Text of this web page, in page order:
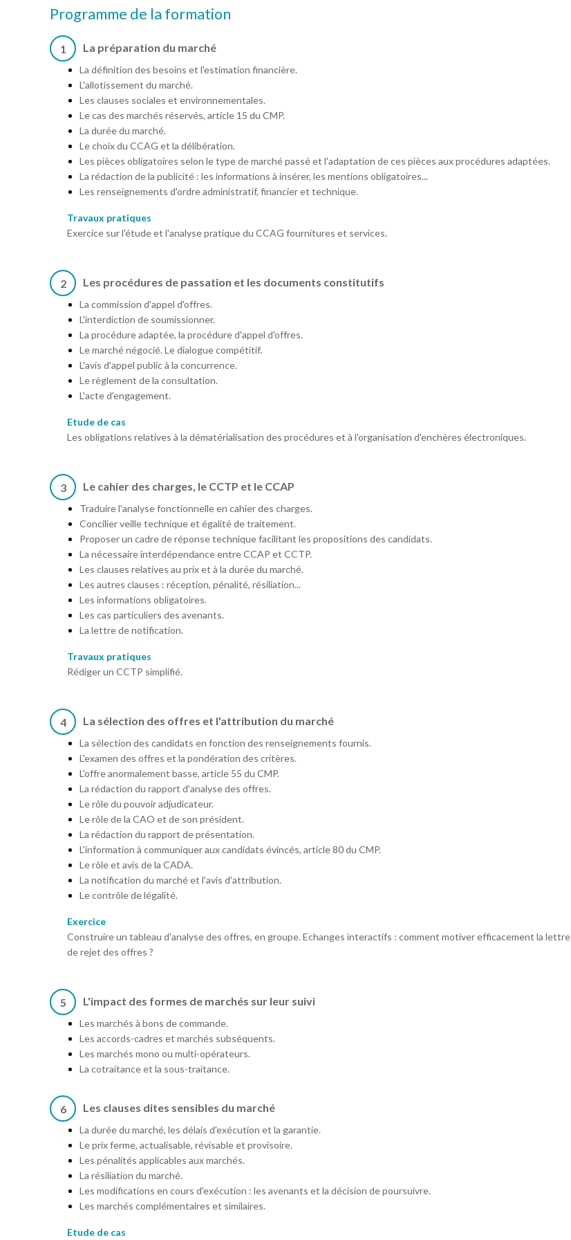
Programme de la formation
1 La préparation du marché
La définition des besoins et l'estimation financière.
L'allotissement du marché.
Les clauses sociales et environnementales.
Le cas des marchés réservés, article 15 du CMP.
La durée du marché.
Le choix du CCAG et la délibération.
Les pièces obligatoires selon le type de marché passé et l'adaptation de ces pièces aux procédures adaptées.
La rédaction de la publicité : les informations à insérer, les mentions obligatoires...
Les renseignements d'ordre administratif, financier et technique.
Travaux pratiques
Exercice sur l'étude et l'analyse pratique du CCAG fournitures et services.
2 Les procédures de passation et les documents constitutifs
La commission d'appel d'offres.
L'interdiction de soumissionner.
La procédure adaptée, la procédure d'appel d'offres.
Le marché négocié. Le dialogue compétitif.
L'avis d'appel public à la concurrence.
Le règlement de la consultation.
L'acte d'engagement.
Etude de cas
Les obligations relatives à la dématérialisation des procédures et à l'organisation d'enchères électroniques.
3 Le cahier des charges, le CCTP et le CCAP
Traduire l'analyse fonctionnelle en cahier des charges.
Concilier veille technique et égalité de traitement.
Proposer un cadre de réponse technique facilitant les propositions des candidats.
La nécessaire interdépendance entre CCAP et CCTP.
Les clauses relatives au prix et à la durée du marché.
Les autres clauses : réception, pénalité, résiliation...
Les informations obligatoires.
Les cas particuliers des avenants.
La lettre de notification.
Travaux pratiques
Rédiger un CCTP simplifié.
4 La sélection des offres et l'attribution du marché
La sélection des candidats en fonction des renseignements fournis.
L'examen des offres et la pondération des critères.
L'offre anormalement basse, article 55 du CMP.
La rédaction du rapport d'analyse des offres.
Le rôle du pouvoir adjudicateur.
Le rôle de la CAO et de son président.
La rédaction du rapport de présentation.
L'information à communiquer aux candidats évincés, article 80 du CMP.
Le rôle et avis de la CADA.
La notification du marché et l'avis d'attribution.
Le contrôle de légalité.
Exercice
Construire un tableau d'analyse des offres, en groupe. Echanges interactifs : comment motiver efficacement la lettre
de rejet des offres ?
5 L'impact des formes de marchés sur leur suivi
Les marchés à bons de commande.
Les accords-cadres et marchés subséquents.
Les marchés mono ou multi-opérateurs.
La cotraitance et la sous-traitance.
6 Les clauses dites sensibles du marché
La durée du marché, les délais d'exécution et la garantie.
Le prix ferme, actualisable, révisable et provisoire.
Les pénalités applicables aux marchés.
La résiliation du marché.
Les modifications en cours d'exécution : les avenants et la décision de poursuivre.
Les marchés complémentaires et similaires.
Etude de cas